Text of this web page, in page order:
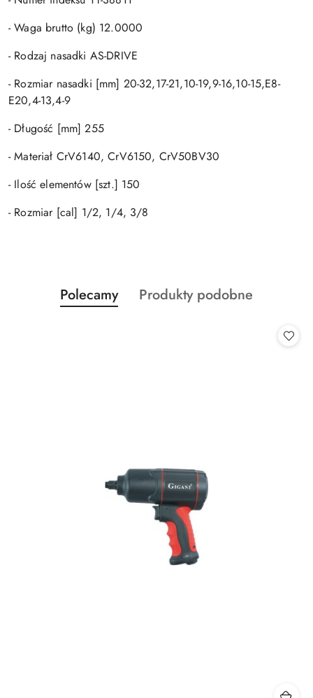
- Waga brutto (kg) 12.0000
- Rodzaj nasadki AS-DRIVE
- Rozmiar nasadki [mm] 20-32,17-21,10-19,9-16,10-15,E8-
E20,4-13,4-9
- Długość [mm] 255
- Materiał CrV6140, CrV6150, CrV50BV30
- Ilość elementów [szt.] 150
- Rozmiar [cal] 1/2, 1/4, 3/8
Pomiń karuzelę produktów
Produkty
o
Polecamy
Produkty
Produkty podobne